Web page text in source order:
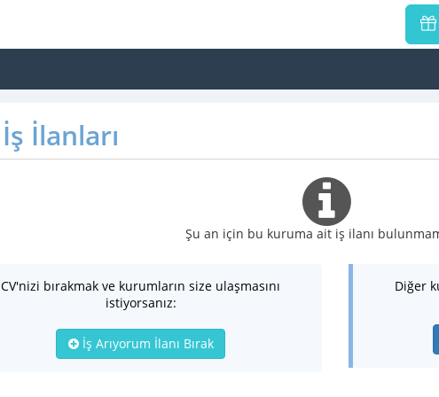
İş İlanları
Şu an için bu kuruma ait iş ilanı
CV'nizi bırakmak ve kurumların size ulaşmasını
istiyorsanız:
İş Arıyorum İlanı Bırak
Diğer